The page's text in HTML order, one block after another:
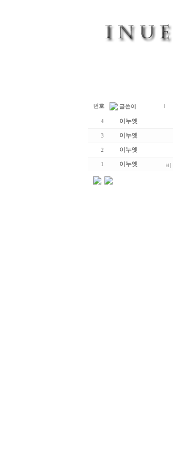
번호 글쓴이
4 이누엣
3 이누엣
2 이누엣
1 이누엣